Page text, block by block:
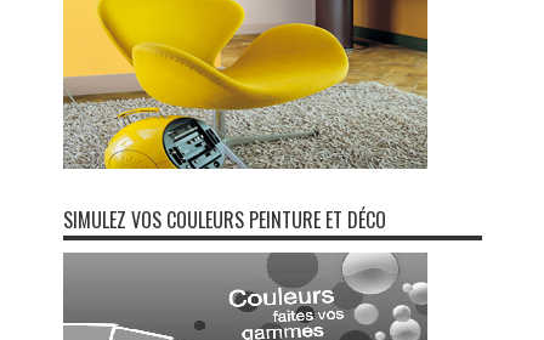
SIMULEZ VOS COULEURS PEINTURE ET DÉCO